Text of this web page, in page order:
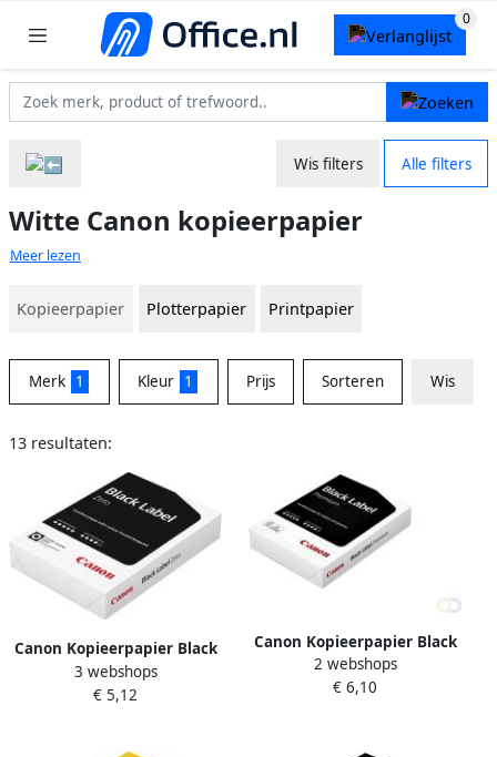
Wis filters Alle filters
Witte Canon kopieerpapier
Meer lezen
Kopieerpapier Plotterpapier Printpapier
Merk 1 Kleur 1 Prijs Sorteren Wis
13 resultaten:
Canon Kopieerpapier Black
Label Zero A4 80gr wit 500
vel
3 webshops
€ 5,12
Canon Kopieerpapier Black
Label Premium A4 70gr wit
500 vel
2 webshops
€ 6,10